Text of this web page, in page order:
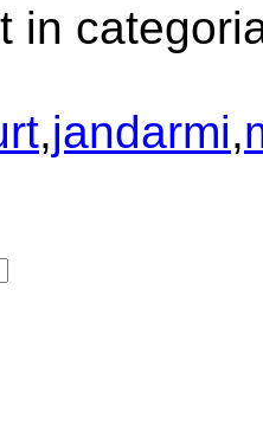
in
,jandarmi,